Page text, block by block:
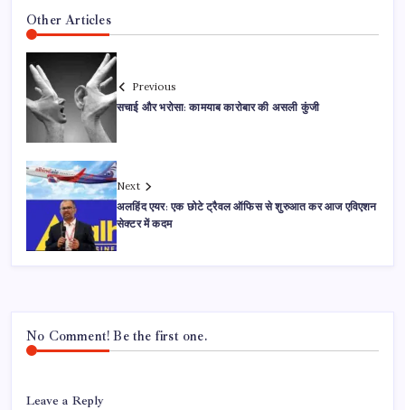
Other Articles
Previous
सचाई और भरोसा: कामयाब कारोबार की असली कुंजी
Next
अलहिंद एयर: एक छोटे ट्रैवल ऑफिस से शुरुआत कर आज एविएशन
सेक्टर में कदम
No Comment! Be the first one.
Leave a Reply